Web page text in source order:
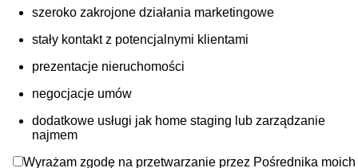
szeroko zakrojone działania marketingowe
stały kontakt z potencjalnymi klientami
prezentacje nieruchomości
negocjacje umów
dodatkowe usługi jak home staging lub zarządzanie
najmem
Wyrażam zgodę na przetwarzanie przez Pośrednika moich